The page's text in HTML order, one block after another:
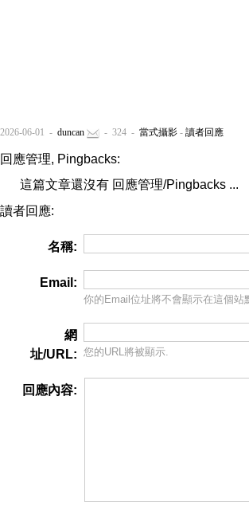
2026-06-01 - duncan - 324 - 當式攝影 - 讀者回應
回應管理, Pingbacks:
這篇文章還沒有 回應管理/Pingbacks ...
讀者回應:
名稱:
Email:
你的Email位址將不會顯示在這個站
網
址/URL: 您的URL將被顯示.
回應內容: